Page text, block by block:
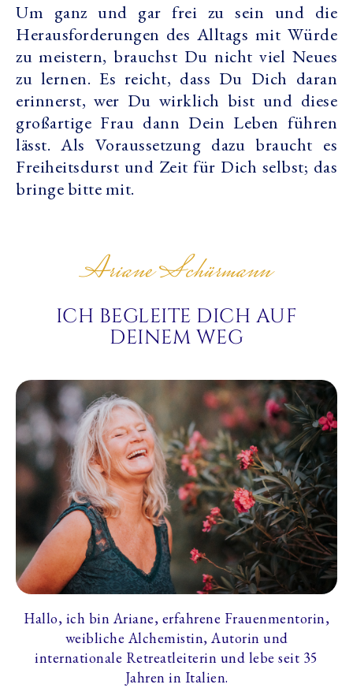
Um ganz und gar frei zu sein und die
Herausforderungen des Alltags mit Würde
zu meistern, brauchst Du nicht viel Neues
zu lernen. Es reicht, dass Du Dich daran
erinnerst, wer Du wirklich bist und diese
großartige Frau dann Dein Leben führen
lässt. Als Voraussetzung dazu braucht es
Freiheitsdurst und Zeit für Dich selbst; das
bringe bitte mit.
Ariane Schürmann
ICH BEGLEITE DICH AUF
DEINEM WEG
Hallo, ich bin Ariane, erfahrene Frauenmentorin,
weibliche Alchemistin, Autorin und
internationale Retreatleiterin und lebe seit 35
Jahren in Italien.